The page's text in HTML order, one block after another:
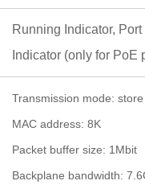
Running Indicator,
Indicator (only for PoE
Transmission mode:
MAC address: 8K
Packet buffer size: 1Mbit
Backplane bandwidth: